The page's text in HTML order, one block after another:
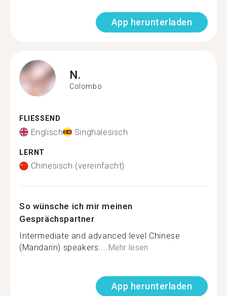
App herunterladen
N.
Colombo
FLIESSEND
Englisch Singhalesisch
LERNT
Chinesisch (vereinfacht)
So wünsche ich mir meinen
Gesprächspartner
Intermediate and advanced level Chinese
(Mandarin) speakers....Mehr lesen
App herunterladen